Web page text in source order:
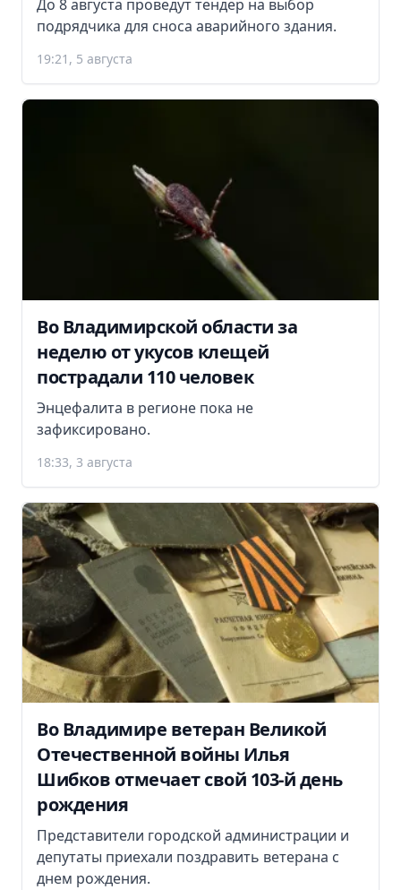
До 8 августа проведут тендер на выбор
подрядчика для сноса аварийного здания.
19:21, 5 августа
Во Владимирской области за
неделю от укусов клещей
пострадали 110 человек
Энцефалита в регионе пока не
зафиксировано.
18:33, 3 августа
Во Владимире ветеран Великой
Отечественной войны Илья
Шибков отмечает свой 103-й день
рождения
Представители городской администрации и
депутаты приехали поздравить ветерана с
днем рождения.